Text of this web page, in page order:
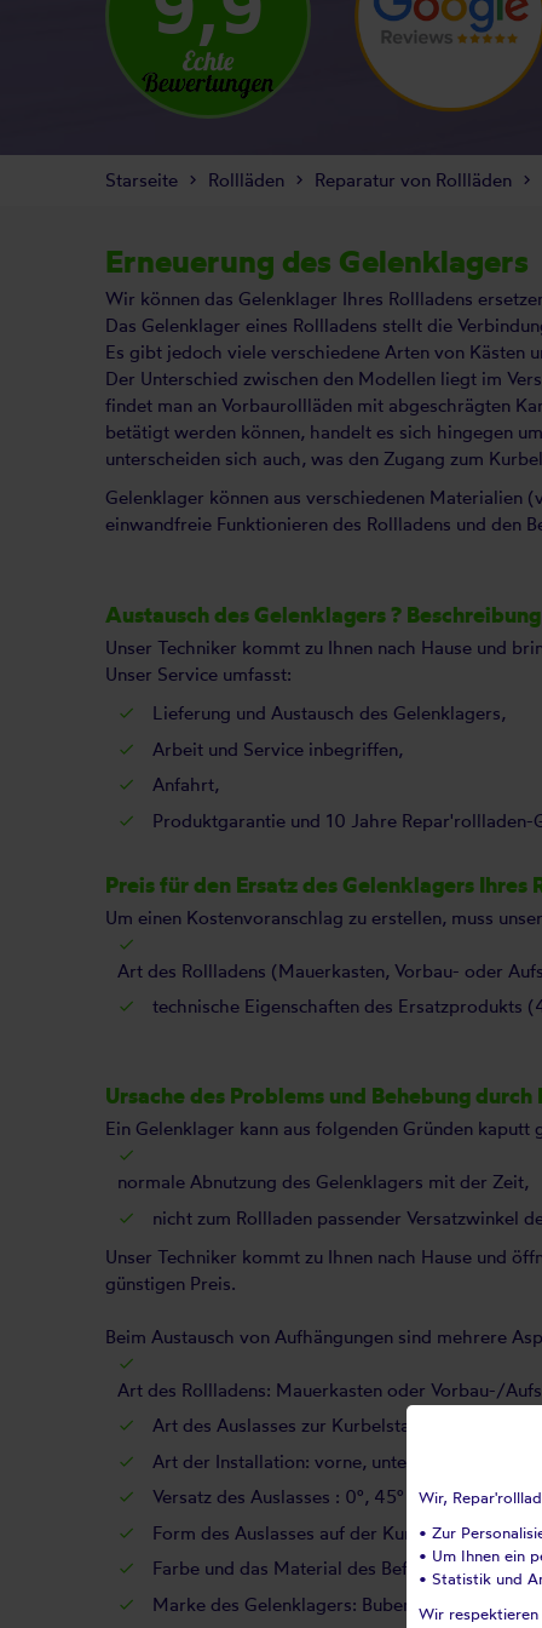
Erneuerung des Gelenklagers
Wir können das Gelenklager Ihres Rollladens
Das Gelenklager eines Rollladens stellt die
Es gibt jedoch viele verschiedene Arten von Kästen
Der Unterschied zwischen den Modellen liegt im
findet man an Vorbaurollläden mit abgeschrägten
betätigt werden können, handelt es sich hingegen
unterscheiden sich auch, was den Zugang zum
Gelenklager können aus verschiedenen Materialien
einwandfreie Funktionieren des Rollladens und den
Austausch des Gelenklagers ?
Unser Techniker kommt zu Ihnen nach Hause und
Unser Service umfasst:
Lieferung und Austausch des Gelenklagers,
Arbeit und Service inbegriffen,
Anfahrt,
Produktgarantie und 10 Jahre Repar'rollladen-
Preis für den Ersatz des Gelenklagers Ihres
Um einen Kostenvoranschlag zu erstellen, muss
Art des Rollladens (Mauerkasten, Vorbau- oder
technische Eigenschaften des Ersatzprodukts
Ursache des Problems und Behebung
Ein Gelenklager kann aus folgenden Gründen
normale Abnutzung des Gelenklagers mit der Zeit,
nicht zum Rollladen passender Versatzwinkel
Unser Techniker kommt zu Ihnen nach Hause und
günstigen Preis.
Beim Austausch von Aufhängungen sind mehrere
Art des Rollladens: Mauerkasten oder Vorbau-/
Art des Auslasses zur Kurbelstange (Außen-
Art der Installation: vorne, unter dem Kasten,
Versatz des Auslasses : 0°, 45° oder 90°
Form des Auslasses auf der
Farbe und das Material des
Marke des Gelenklagers: Bubendorff, ZF, Simu,
Starseite Rollläden Reparatur von Rollläden
Wir,
• Zur
• Um Ihnen ein
• Statistik und
Wir